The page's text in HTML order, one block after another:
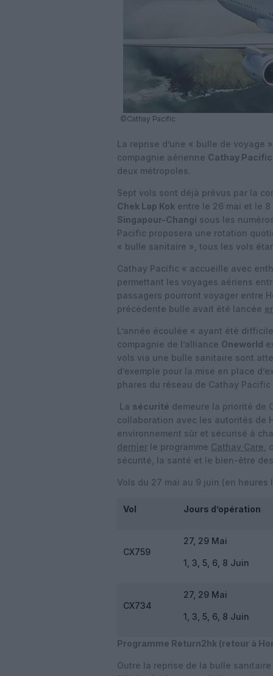
©Cathay Pacific
La reprise d’une « bulle de voyage
compagnie aérienne Cathay Pacific
deux métropoles.
Sept vols sont déjà prévus par la
Chek Lap Kok entre le 26 mai et le
Singapour-Changi sous les
Pacific proposera une rotation
« bulle sanitaire », tous les vols
Cathay Pacific « accueille avec
permettant les voyages aériens
passagers pourront voyager entre
précédente bulle avait été lancée
L’année écoulée « ayant été
compagnie de l’alliance Oneworld
vols via une bulle sanitaire sont
d’exemple pour la mise en place
phares du réseau de Cathay
La sécurité demeure la priorité de
collaboration avec les autorités de
environnement sûr et sécurisé à
dernier le programme Cathay Care
sécurité, la santé et le bien-être
Vols du 27 mai au 9 juin (en heures
Vol Jours d’opération
CX759
27, 29 Mai
1, 3, 5, 6, 8 Juin
CX734
27, 29 Mai
1, 3, 5, 6, 8 Juin
Programme Return2hk (retour à
Outre la reprise de la bulle